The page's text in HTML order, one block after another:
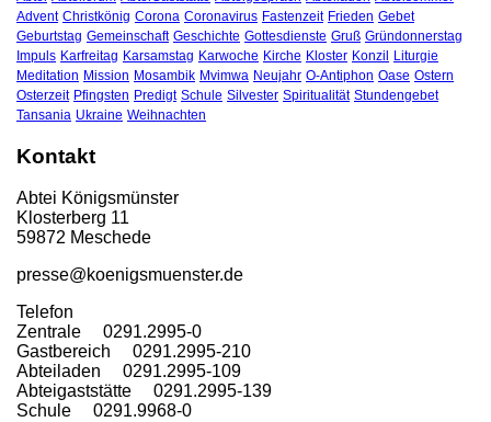
Advent Christkönig Corona Coronavirus Fastenzeit Frieden Gebet
Geburtstag Gemeinschaft Geschichte Gottesdienste Gruß Gründonnerstag
Impuls Karfreitag Karsamstag Karwoche Kirche Kloster Konzil
Liturgie
Meditation Mission Mosambik Mvimwa Neujahr O-Antiphon Oase Ostern
Osterzeit Pfingsten Predigt Schule Silvester Spiritualität Stundengebet
Tansania Ukraine Weihnachten
Kontakt
Abtei Königsmünster
Klosterberg 11
59872 Meschede
presse@koenigsmuenster.de
Telefon
Zentrale 0291.2995-0
Gastbereich 0291.2995-210
Abteiladen 0291.2995-109
Abteigaststätte 0291.2995-139
Schule 0291.9968-0